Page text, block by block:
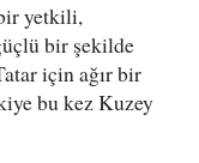
yetkili,
bir şekilde
için ağır bir
bu kez Kuzey